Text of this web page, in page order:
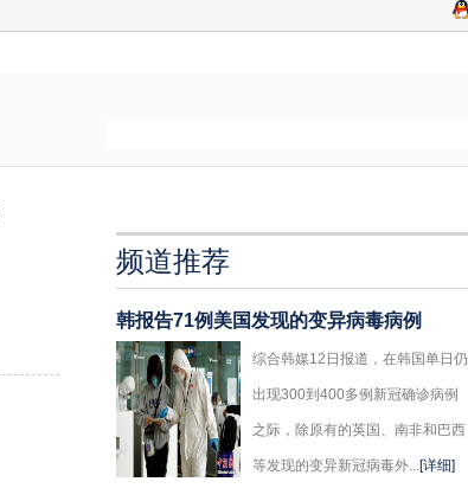
频道推荐
韩报告71例美国发现的变异病毒病例
综合韩媒12日报道，在韩国单日仍
出现300到400多例新冠确诊病例
之际，除原有的英国、南非和巴西
等发现的变异新冠病毒外...[详细]